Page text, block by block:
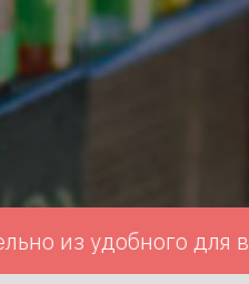
для вас магазина